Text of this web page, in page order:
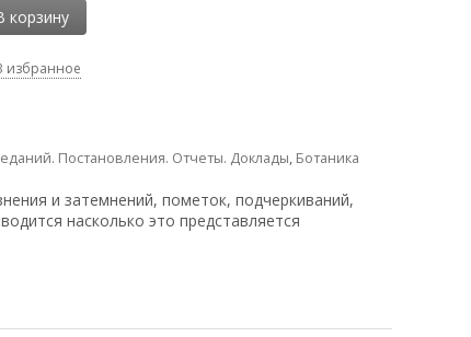
корзину
избранное
Постановления. Отчеты. Доклады, Ботаника
и затемнений, пометок, подчеркиваний,
насколько это представляется